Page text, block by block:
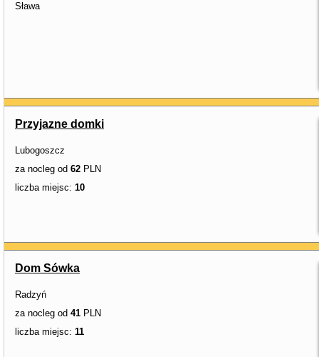
Sława
Przyjazne domki
Lubogoszcz
za nocleg od 62 PLN
liczba miejsc: 10
Dom Sówka
Radzyń
za nocleg od 41 PLN
liczba miejsc: 11